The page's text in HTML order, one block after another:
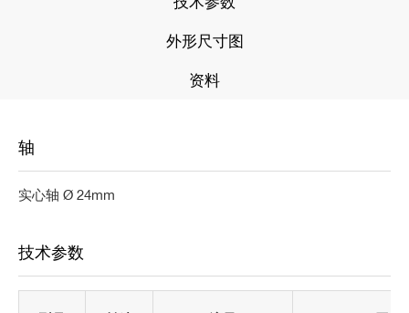
外形尺寸图
资料
轴
实心轴 Ø 24mm
技术参数